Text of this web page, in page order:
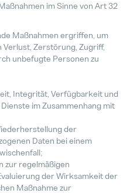
im Sinne von Art 32
Maßnahmen ergriffen, um
Verlust, Zerstörung, Zugriff,
unbefugte Personen zu
Integrität, Verfügbarkeit und
im Zusammenhang mit
der
Daten bei einem
zur regelmäßigen
der Wirksamkeit der
Maßnahme zur